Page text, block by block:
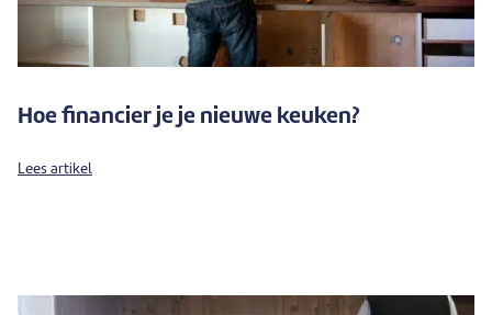
Hoe financier je je nieuwe keuken?
Lees artikel